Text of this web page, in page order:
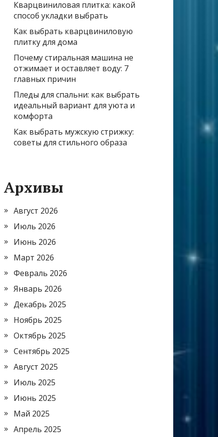
Кварцвиниловая плитка: какой
способ укладки выбрать
Как выбрать кварцвиниловую
плитку для дома
Почему стиральная машина не
отжимает и оставляет воду: 7
главных причин
Пледы для спальни: как выбрать
идеальный вариант для уюта и
комфорта
Как выбрать мужскую стрижку:
советы для стильного образа
Архивы
Август 2026
Июль 2026
Июнь 2026
Март 2026
Февраль 2026
Январь 2026
Декабрь 2025
Ноябрь 2025
Октябрь 2025
Сентябрь 2025
Август 2025
Июль 2025
Июнь 2025
Май 2025
Апрель 2025